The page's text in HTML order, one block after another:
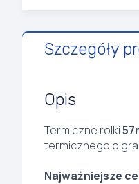
Szczegóły
Opis
Termiczne rolki
termicznego o
Najważniejsze